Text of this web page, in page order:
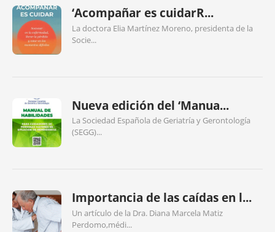
‘Acompañar es cuidarR...
La doctora Elia Martínez Moreno, presidenta de la
Socie...
Nueva edición del ‘Manua...
La Sociedad Española de Geriatría y Gerontología
(SEGG)...
Importancia de las caídas en l...
Un artículo de la Dra. Diana Marcela Matiz
Perdomo,médi...